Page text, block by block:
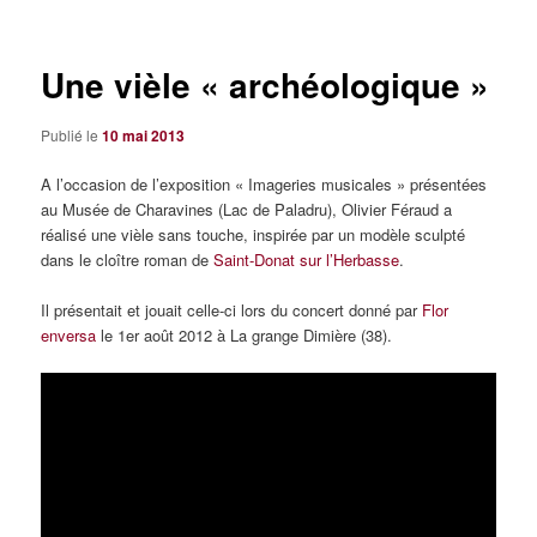
Une vièle « archéologique »
Publié le10 mai 2013
A l’occasion de l’exposition « Imageries musicales » présentées
au Musée de Charavines (Lac de Paladru), Olivier Féraud a
réalisé une vièle sans touche, inspirée par un modèle sculpté
dans le cloître roman deSaint-Donat sur l’Herbasse.
Il présentait et jouait celle-ci lors du concert donné par Flor
enversa le 1er août 2012 à La grange Dimière (38).